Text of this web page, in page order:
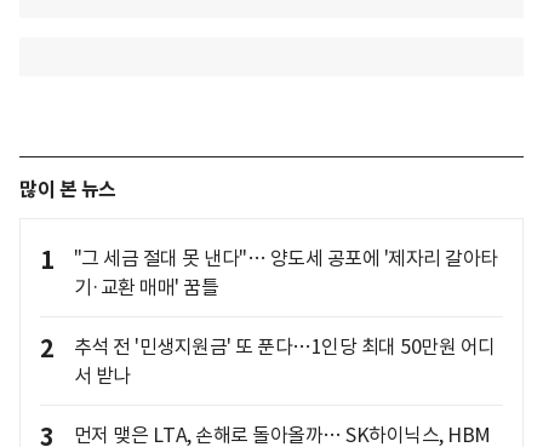
많이 본 뉴스
1
"그 세금 절대 못 낸다"… 양도세 공포에 '제자리 갈아타
기·교환 매매' 꿈틀
2
추석 전 '민생지원금' 또 푼다…1인당 최대 50만원 어디
서 받나
3
먼저 맺은 LTA, 손해로 돌아올까… SK하이닉스, HBM